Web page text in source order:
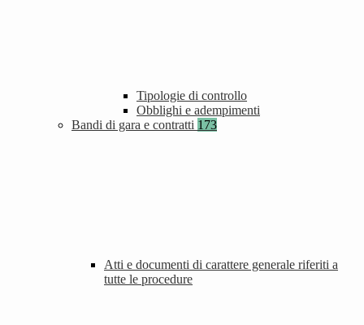
Tipologie di controllo
Obblighi e adempimenti
Bandi di gara e contratti 173
Atti e documenti di carattere generale riferiti a
tutte le procedure